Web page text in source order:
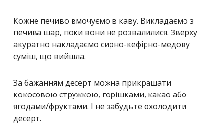
Кожне печиво вмочуємо в каву. Викладаємо з
печива шар, поки вони не розвалилися. Зверху
акуратно накладаємо сирно-кефірно-медову
суміш, що вийшла.
За бажанням десерт можна прикрашати
кокосовою стружкою, горішками, какао або
ягодами/фруктами. І не забудьте охолодити
десерт.